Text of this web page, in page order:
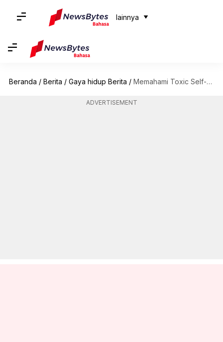
lainnya
Beranda / Berita / Gaya hidup Berita / Memahami Toxic Self-Love: Apakah Hal Ini Berkontribusi Terhadap Rasa Kesepian
ADVERTISEMENT